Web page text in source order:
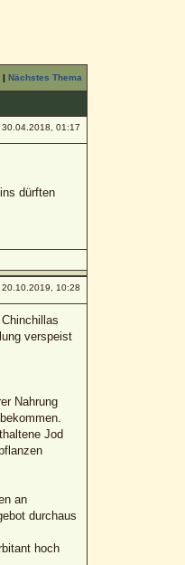
| Nächstes Thema
01:17
dürften
10:28
verspeist
Nahrung
Jod
an
durchaus
hoch